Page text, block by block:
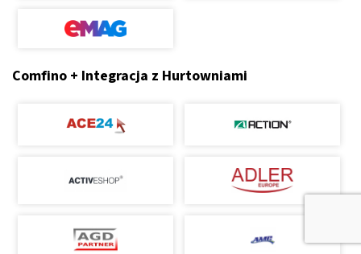
Comfino + Integracja z Hurtowniami